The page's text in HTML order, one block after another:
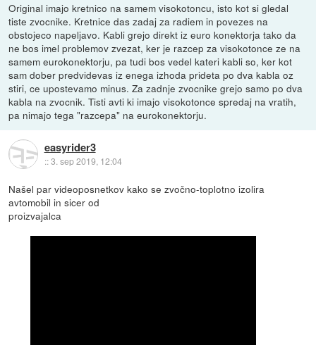
Original imajo kretnico na samem visokotoncu, isto kot si gledal
tiste zvocnike. Kretnice das zadaj za radiem in povezes na
obstojeco napeljavo. Kabli grejo direkt iz euro konektorja tako da
ne bos imel problemov zvezat, ker je razcep za visokotonce ze na
samem eurokonektorju, pa tudi bos vedel kateri kabli so, ker kot
sam dober predvidevas iz enega izhoda prideta po dva kabla oz
stiri, ce upostevamo minus. Za zadnje zvocnike grejo samo po dva
kabla na zvocnik. Tisti avti ki imajo visokotonce spredaj na vratih,
pa nimajo tega "razcepa" na eurokonektorju.
easyrider3
::3. sep 2019, 12:04
Našel par videoposnetkov kako se zvočno-toplotno izolira
avtomobil in sicer od
proizvajalca